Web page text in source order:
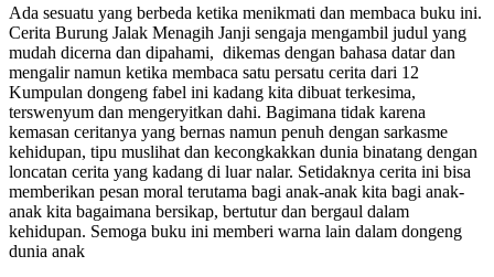
adalah:
Rp40.000.
ini
adalah:
Rp35.000.
Ada sesuatu yang berbeda ketika menikmati dan membaca buku ini.
Cerita Burung Jalak Menagih Janji sengaja mengambil judul yang
mudah dicerna dan dipahami, dikemas dengan bahasa datar dan
mengalir namun ketika membaca satu persatu cerita dari 12
Kumpulan dongeng fabel ini kadang kita dibuat terkesima,
terswenyum dan mengeryitkan dahi. Bagimana tidak karena
kemasan ceritanya yang bernas namun penuh dengan sarkasme
kehidupan, tipu muslihat dan kecongkakkan dunia binatang dengan
loncatan cerita yang kadang di luar nalar. Setidaknya cerita ini bisa
memberikan pesan moral terutama bagi anak-anak kita bagi anak-
anak kita bagaimana bersikap, bertutur dan bergaul dalam
kehidupan. Semoga buku ini memberi warna lain dalam dongeng
dunia anak